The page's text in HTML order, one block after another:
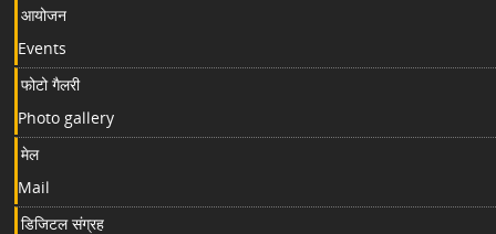
आयोजन
Events
फोटो गैलरी
Photo gallery
मेल
Mail
डिजिटल संग्रह